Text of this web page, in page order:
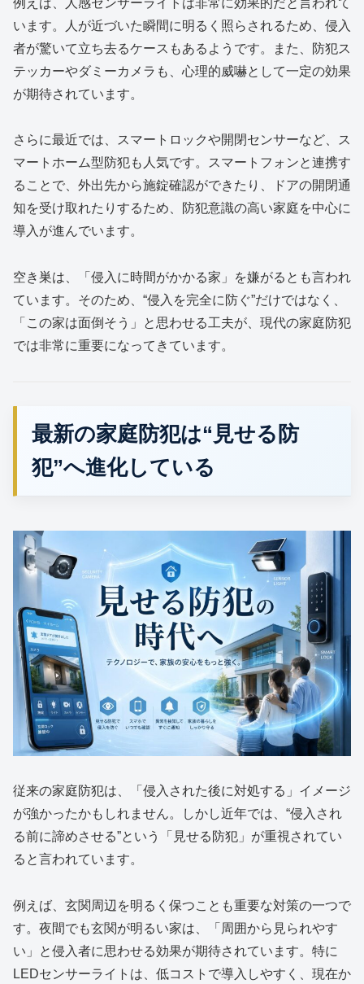
います。人が近づいた瞬間に明るく照らされるため、侵入
者が驚いて立ち去るケースもあるようです。また、防犯ス
テッカーやダミーカメラも、心理的威嚇として一定の効果
が期待されています。
さらに最近では、スマートロックや開閉センサーなど、ス
マートホーム型防犯も人気です。スマートフォンと連携す
ることで、外出先から施錠確認ができたり、ドアの開閉通
知を受け取れたりするため、防犯意識の高い家庭を中心に
導入が進んでいます。
空き巣は、「侵入に時間がかかる家」を嫌がるとも言われ
ています。そのため、“侵入を完全に防ぐ”だけではなく、
「この家は面倒そう」と思わせる工夫が、現代の家庭防犯
では非常に重要になってきています。
最新の家庭防犯は“見せる防
犯”へ進化している
従来の家庭防犯は、「侵入された後に対処する」イメージ
が強かったかもしれません。しかし近年では、“侵入され
る前に諦めさせる”という「見せる防犯」が重視されてい
ると言われています。
例えば、玄関周辺を明るく保つことも重要な対策の一つで
す。夜間でも玄関が明るい家は、「周囲から見られやす
い」と侵入者に思わせる効果が期待されています。特に
LEDセンサーライトは、低コストで導入しやすく、現在か